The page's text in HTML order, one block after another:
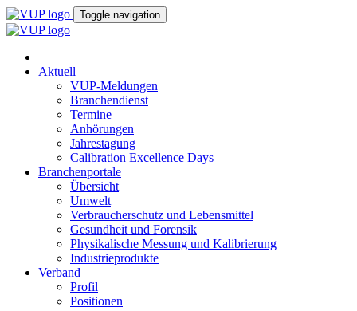
Toggle navigation
Aktuell
VUP-Meldungen
Branchendienst
Termine
Anhörungen
Jahrestagung
Calibration Excellence Days
Branchenportale
Übersicht
Umwelt
Verbraucherschutz und Lebensmittel
Gesundheit und Forensik
Physikalische Messung und Kalibrierung
Industrieprodukte
Verband
Profil
Positionen